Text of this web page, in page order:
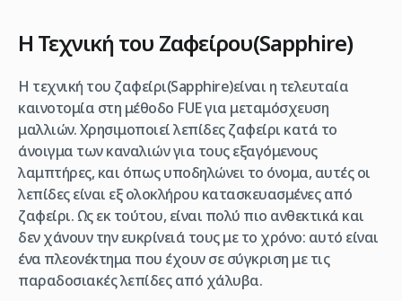
Η Τεχνική του Ζαφείρου(Sapphire)
Η τεχνική του ζαφείρι(Sapphire)είναι η τελευταία
καινοτομία στη μέθοδο FUE για μεταμόσχευση
μαλλιών. Χρησιμοποιεί λεπίδες ζαφείρι κατά το
άνοιγμα των καναλιών για τους εξαγόμενους
λαμπτήρες, και όπως υποδηλώνει το όνομα, αυτές οι
λεπίδες είναι εξ ολοκλήρου κατασκευασμένες από
ζαφείρι. Ως εκ τούτου, είναι πολύ πιο ανθεκτικά και
δεν χάνουν την ευκρίνειά τους με το χρόνο: αυτό είναι
ένα πλεονέκτημα που έχουν σε σύγκριση με τις
παραδοσιακές λεπίδες από χάλυβα.